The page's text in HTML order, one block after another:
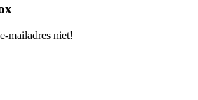
mailadres niet!